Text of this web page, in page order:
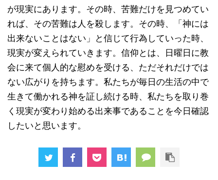
が現実にあります。その時、苦難だけを見つめてい
れば、その苦難は人を殺します。その時、「神には
出来ないことはない」と信じて行為していった時、
現実が変えられていきます。信仰とは、日曜日に教
会に来て個人的な慰めを受ける、ただそれだけでは
ない広がりを持ちます。私たちが毎日の生活の中で
生きて働かれる神を証し続ける時、私たちを取り巻
く現実が変わり始める出来事であることを今日確認
したいと思います。